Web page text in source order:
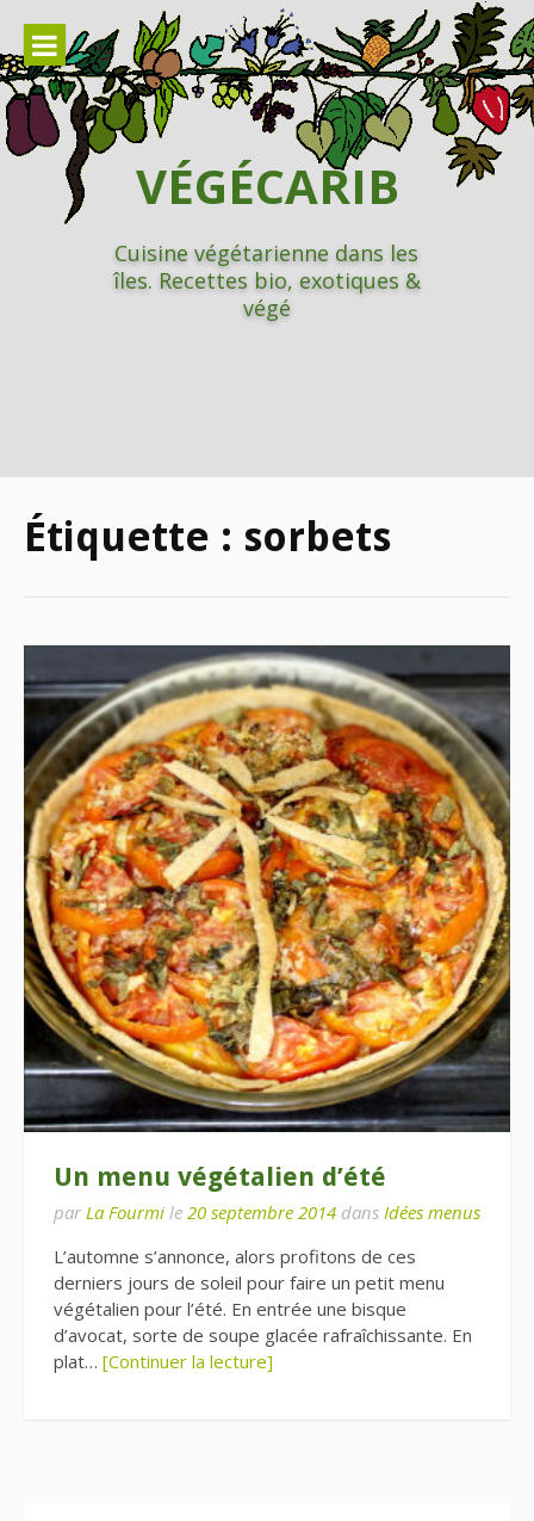
contenu
VÉGÉCARIB
Cuisine végétarienne dans les
îles. Recettes bio, exotiques &
végé
Étiquette : sorbets
Un menu végétalien d’été
par La Fourmi le 20 septembre 2014 dans Idées menus
L’automne s’annonce, alors profitons de ces
derniers jours de soleil pour faire un petit menu
végétalien pour l’été. En entrée une bisque
d’avocat, sorte de soupe glacée rafraîchissante. En
plat… [Continuer la lecture]